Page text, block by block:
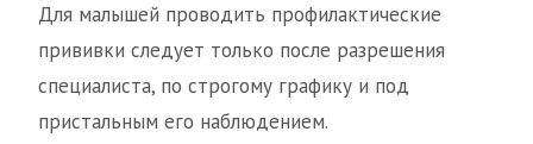
Для малышей проводить профилактические
прививки следует только после разрешения
специалиста, по строгому графику и под
пристальным его наблюдением.